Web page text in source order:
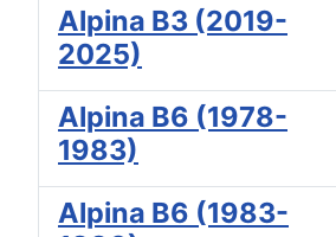
Alpina B3 (2019-
2025)
Alpina B6 (1978-
1983)
Alpina B6 (1983-